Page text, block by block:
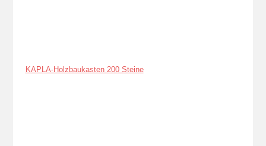
KAPLA-Holzbaukasten 200 Steine